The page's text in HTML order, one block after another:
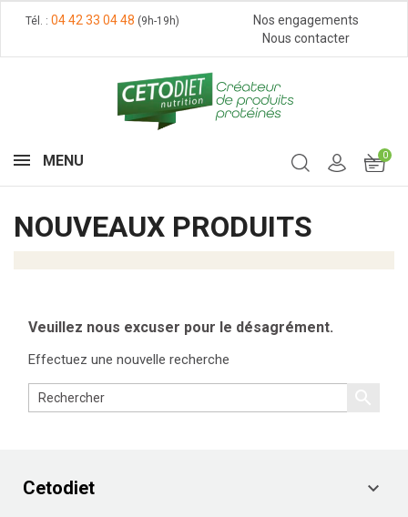
Tél. : 04 42 33 04 48 (9h-19h)
Nos engagements
Nous contacter
MENU 0
NOUVEAUX PRODUITS
Veuillez nous excuser pour le désagrément.
Effectuez une nouvelle recherche
Cetodiet
